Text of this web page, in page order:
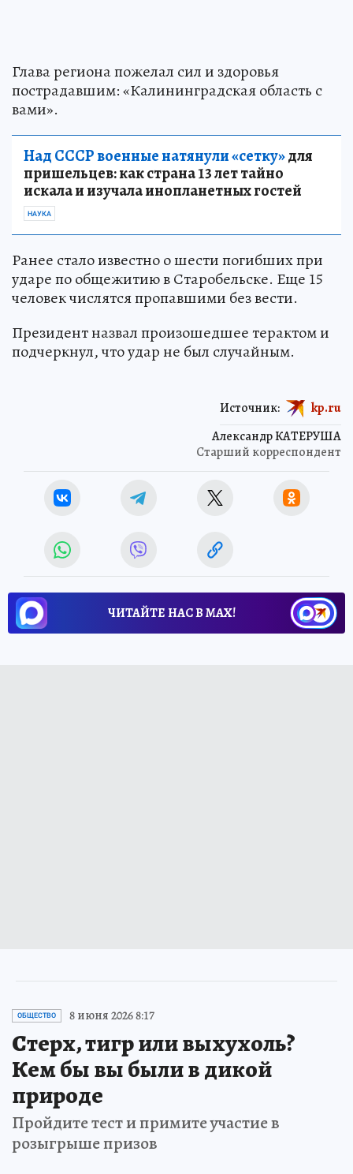
Глава региона пожелал сил и здоровья
пострадавшим: «Калининградская область с
вами».
Над СССР военные натянули «сетку»для
пришельцев: как страна 13 лет тайно
искала и изучала инопланетных гостей
НАУКА
Ранее стало известно о шести погибших при
ударе по общежитию в Старобельске. Еще 15
человек числятся пропавшими без вести.
Президент назвал произошедшее терактом и
подчеркнул, что удар не был случайным.
Александр КАТЕРУША
Старший корреспондент
Источник: kp.ru
ЧИТАЙТЕ НАС В МАХ!
ОБЩЕСТВО 8 июня 2026 8:17
Стерх, тигр или выхухоль?
Кем бы вы были в дикой
природе
Пройдите тест и примите участие в
розыгрыше призов